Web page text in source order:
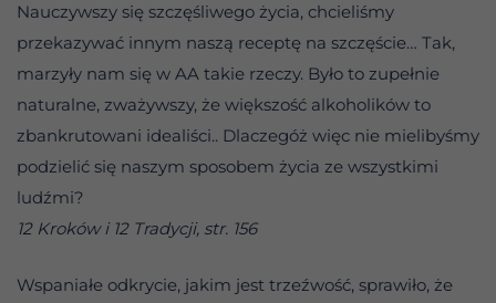
Nauczywszy się szczęśliwego życia, chcieliśmy
przekazywać innym naszą receptę na szczęście… Tak,
marzyły nam się w AA takie rzeczy. Było to zupełnie
naturalne, zważywszy, że większość alkoholików to
zbankrutowani idealiści.. Dlaczegóż więc nie mielibyśmy
podzielić się naszym sposobem życia ze wszystkimi
ludźmi?
12 Kroków i 12 Tradycji, str. 156
Wspaniałe odkrycie, jakim jest trzeźwość, sprawiło, że